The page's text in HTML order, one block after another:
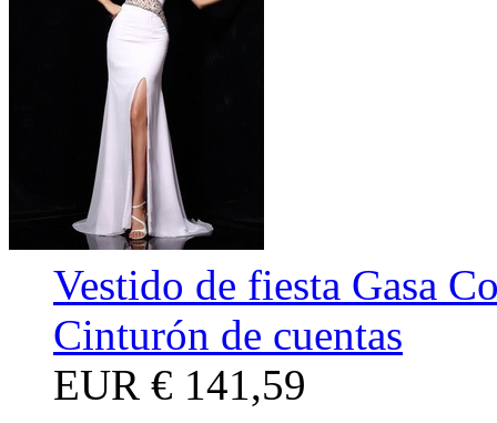
Vestido de fiesta Gasa
Cinturón de cuentas
EUR € 141,59